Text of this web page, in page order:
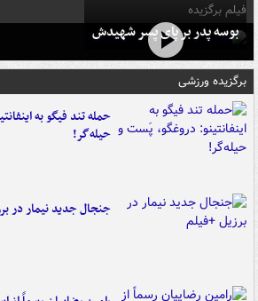
فیلم برگزیده
بوسه‌ پدر بر پای پسر شهیدش
برگزیده ورزشی
حمله تند فیگو به
حیله‌گر!
جنجال جدید نیمار در